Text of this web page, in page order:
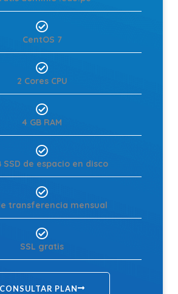
CentOS 7
2 Cores CPU
4 GB RAM
SSD de espacio en disco
transferencia mensual
SSL gratis
CONSULTAR PLAN